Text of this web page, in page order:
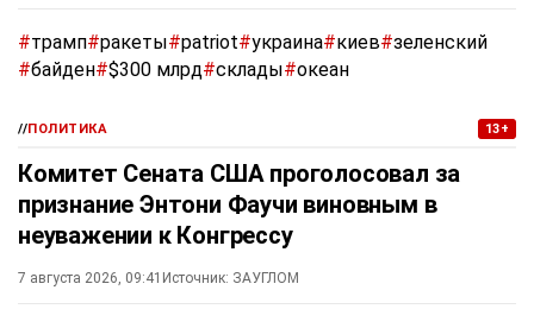
#трамп#ракеты#patriot#украина#киев#зеленский
#байден#$300 млрд#склады#океан
//ПОЛИТИКА 13+
Комитет Сената США проголосовал за
признание Энтони Фаучи виновным в
неуважении к Конгрессу
7 августа 2026, 09:41 Источник: ЗАУГЛОМ